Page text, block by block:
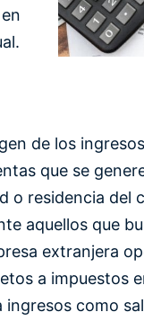
de los
que se
o residencia del
aquellos que
extranjera
a impuestos
como